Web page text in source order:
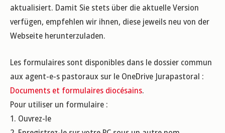
aktualisiert. Damit Sie stets über die aktuelle Version
verfügen, empfehlen wir ihnen, diese jeweils neu von der
Webseite herunterzuladen.
Les formulaires sont disponibles dans le dossier commun
aux agent-e-s pastoraux sur le OneDrive Jurapastoral :
Documents et formulaires diocésains.
Pour utiliser un formulaire :
1. Ouvrez-le